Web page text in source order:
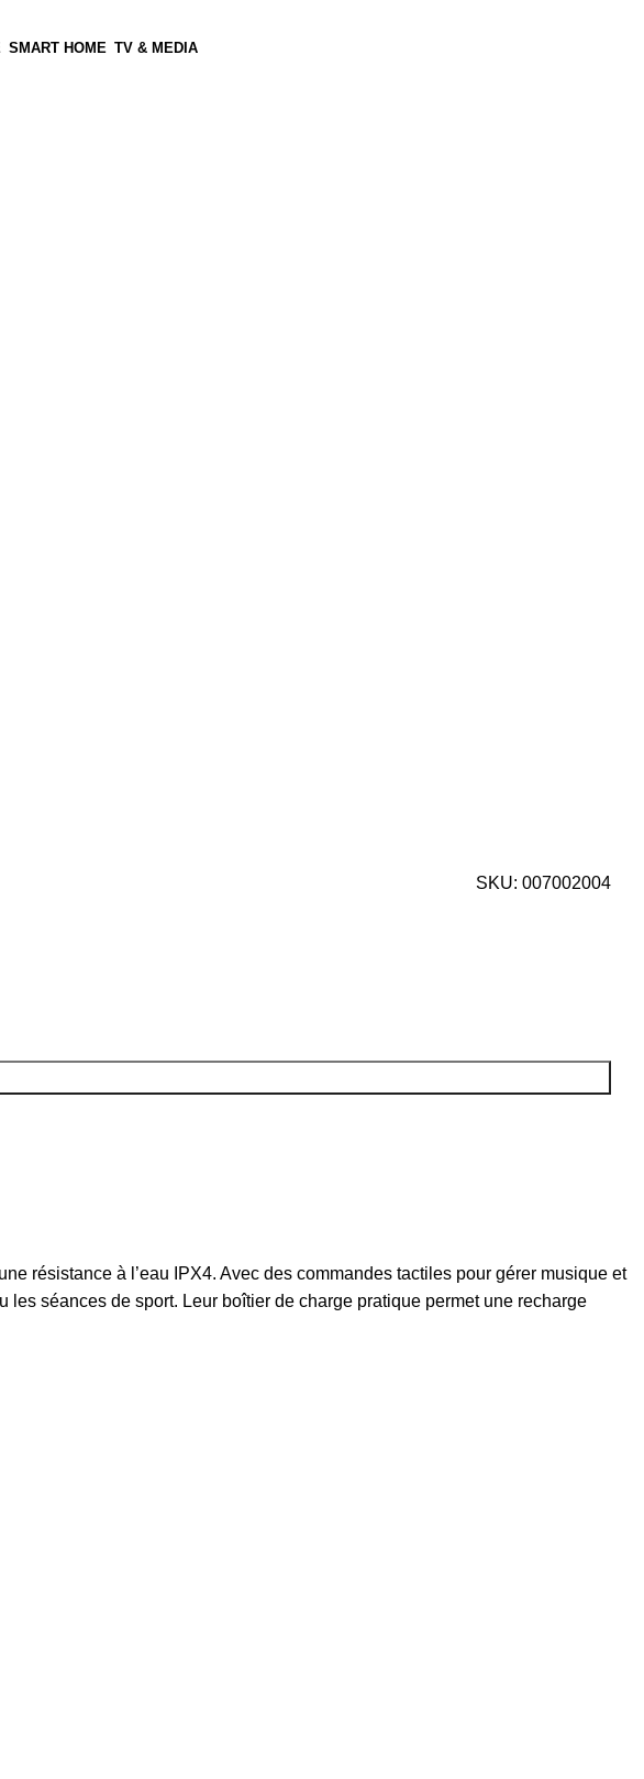
SMART HOME TV & MEDIA
SKU:007002004
résistance à l’eau IPX4. Avec des commandes tactiles pour gérer musique et
séances de sport. Leur boîtier de charge pratique permet une recharge